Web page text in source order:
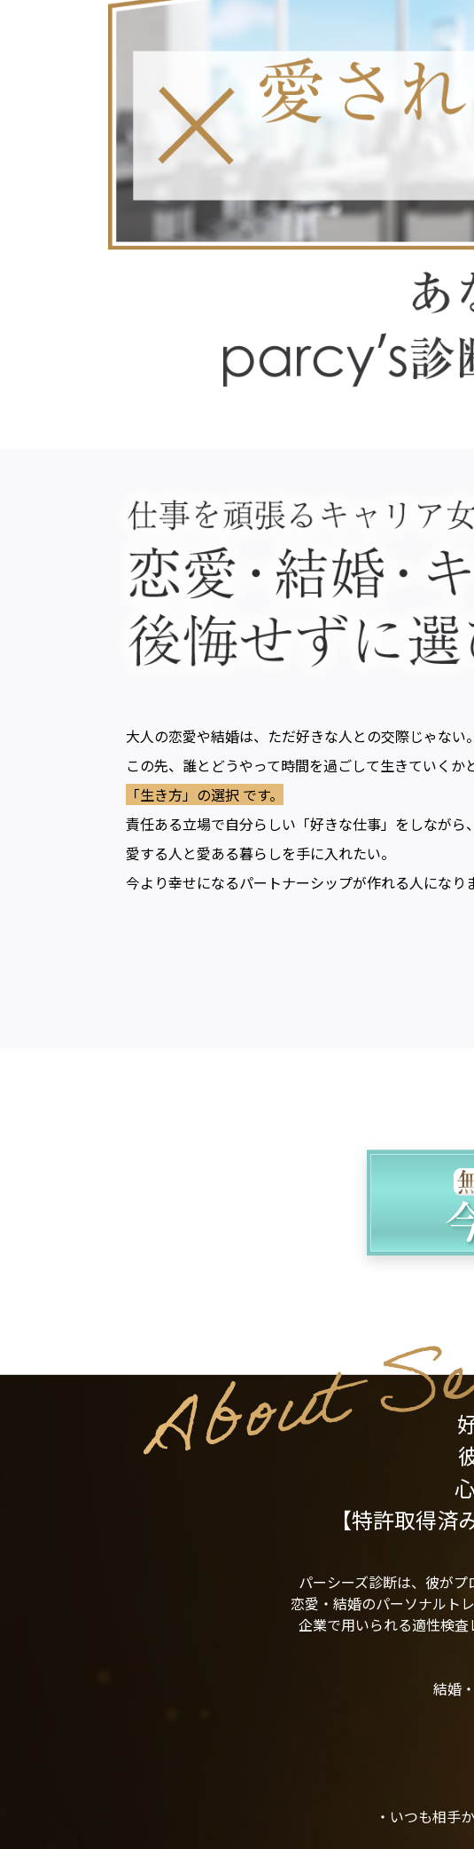
大人の恋愛や結婚は、ただ好きな人との交際じゃない。
この先、誰とどうやって時間を過ごして生きていくか
「生き方」の選択 です。
責任ある立場で自分らしい「好きな仕事」をしながら、
愛する人と愛ある暮らしを手に入れたい。
今より幸せになるパートナーシップが作れる人になり
【特許取得
パーシーズ診断は、彼がプ
恋愛・結婚のパーソナルト
企業で用いられる適性検
結婚
・いつも相手